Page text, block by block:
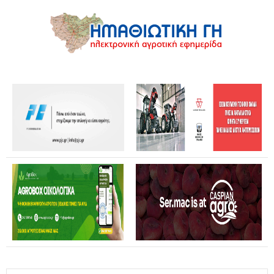
Θανάσης Καββαδάς: Θωρακίζεται όλη η χώρα απέναντι